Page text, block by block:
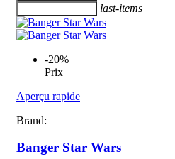
last-items
-20%
Prix
Aperçu rapide
Brand:
Banger Star Wars